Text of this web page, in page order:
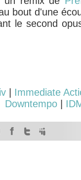
bout d'une
le second
| Immediate
Downtempo